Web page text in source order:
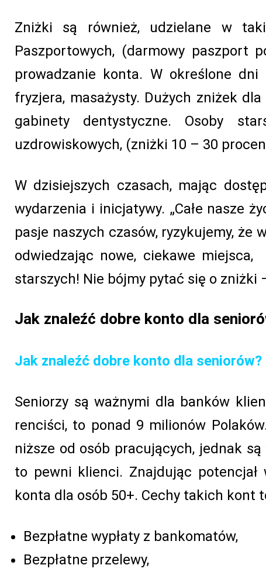
Zniżki są również, udzielane w
Paszportowych, (darmowy paszport
prowadzanie konta. W określone
fryzjera, masażysty. Dużych zniżek
gabinety dentystyczne. Osoby
uzdrowiskowych, (zniżki 10 – 30
W dzisiejszych czasach, mając
wydarzenia i inicjatywy. „Całe nasze
pasje naszych czasów, ryzykujemy, że
odwiedzając nowe, ciekawe
starszych! Nie bójmy pytać się o zniżki
Jak znaleźć dobre konto dla
Jak znaleźć dobre konto dla seniorów?
Seniorzy są ważnymi dla banków
renciści, to ponad 9 milionów
niższe od osób pracujących, jednak
to pewni klienci. Znajdując
konta dla osób 50+. Cechy takich kont
Bezpłatne wypłaty z bankomatów,
Bezpłatne przelewy,